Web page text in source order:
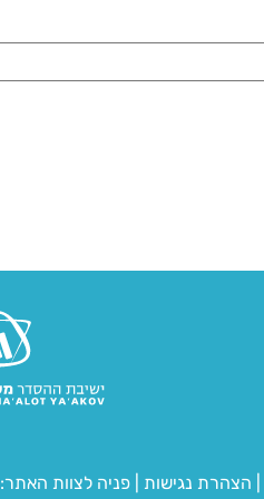
הצהרת נגישות פניה לצוות האתר: